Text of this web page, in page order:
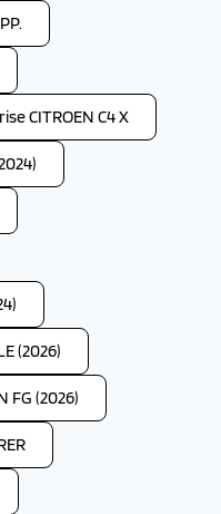
CITROEN C4 X
(2026)
FG (2026)